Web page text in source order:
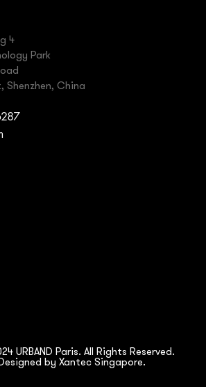
4
Park
Shenzhen, China
URBAND Paris. All Rights Reserved.
by Xantec Singapore.